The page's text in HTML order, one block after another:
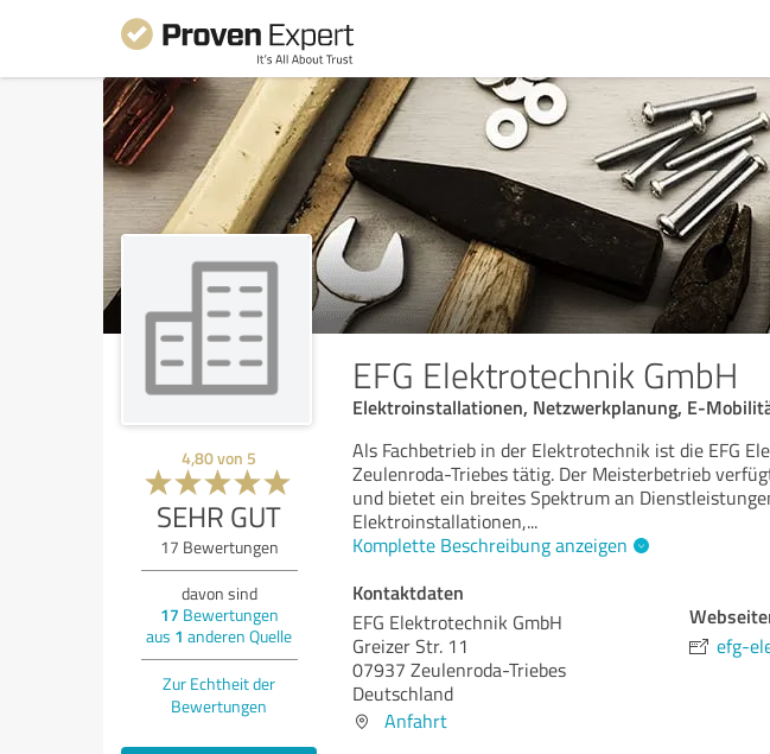
EFG Elektrotechnik GmbH
Elektroinstallationen, Netzwerkplanung, E-
4,80von 5
SEHR GUT
17 Bewertungen
davon sind
17 Bewertungen
aus 1 anderen Quelle
Zur Echtheit der
Bewertungen
Als Fachbetrieb in der Elektrotechnik ist die EFG
Zeulenroda-Triebes tätig. Der Meisterbetrieb
und bietet ein breites Spektrum an
Elektroinstallationen,...
Komplette Beschreibung anzeigen
Kontaktdaten
EFG Elektrotechnik GmbH
Greizer Str. 11
07937 Zeulenroda-Triebes
Deutschland
Anfahrt
efg-